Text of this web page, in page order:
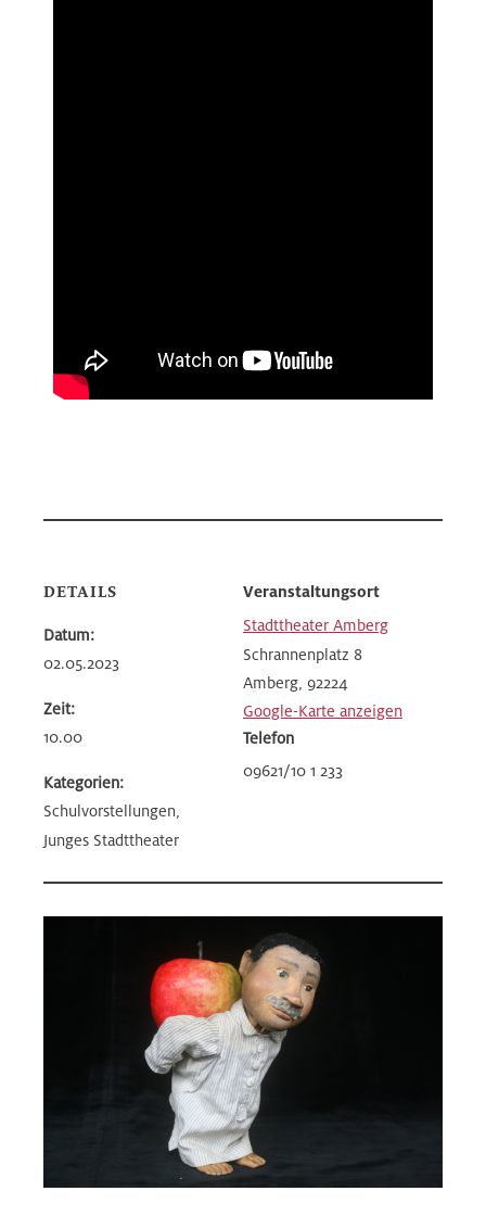
DETAILS
Datum:
02.05.2023
Zeit:
10.00
Kategorien:
Schulvorstellungen,
Junges Stadttheater
Veranstaltungsort
Stadttheater Amberg
Schrannenplatz 8
Amberg, 92224
Google-Karte anzeigen
Telefon
09621/10 1 233